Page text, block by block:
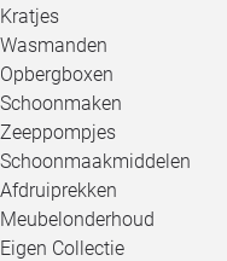
Kratjes
Wasmanden
Opbergboxen
Schoonmaken
Zeeppompjes
Schoonmaakmiddelen
Afdruiprekken
Meubelonderhoud
Eigen Collectie